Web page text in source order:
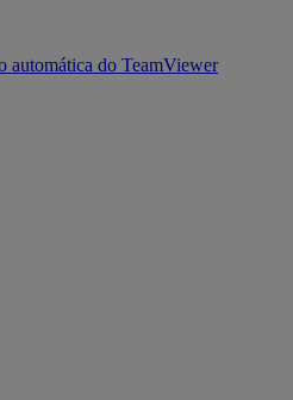
automática do TeamViewer